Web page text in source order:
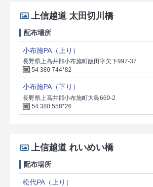
上信越道 太田切川橋
配布場所
小布施PA（上り）
長野県上高井郡小布施町飯田字欠下997-37
54 380 744*82
小布施PA（下り）
長野県上高井郡小布施町大島660-2
54 380 558*26
上信越道 れいめい橋
配布場所
松代PA（上り）